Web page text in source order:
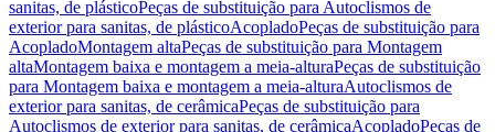
sanitas, de plásticoPeças de substituição para Autoclismos de
exterior para sanitas, de plásticoAcopladoPeças de substituição para
AcopladoMontagem altaPeças de substituição para Montagem
altaMontagem baixa e montagem a meia-alturaPeças de substituição
para Montagem baixa e montagem a meia-alturaAutoclismos de
exterior para sanitas, de cerâmicaPeças de substituição para
Autoclismos de exterior para sanitas, de cerâmicaAcopladoPeças de